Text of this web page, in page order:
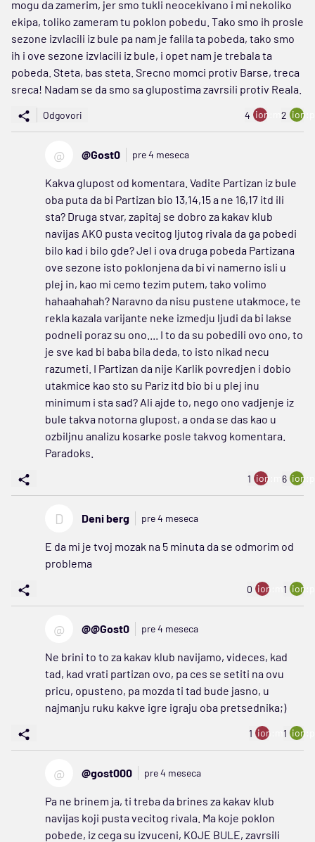
mogu da zamerim, jer smo tukli neocekivano i mi nekoliko
ekipa, toliko zameram tu poklon pobedu. Tako smo ih prosle
sezone izvlacili iz bule pa nam je falila ta pobeda, tako smo
ih i ove sezone izvlacili iz bule, i opet nam je trebala ta
pobeda. Steta, bas steta. Srecno momci protiv Barse, treca
sreca! Nadam se da smo sa glupostima zavrsili protiv Reala.
Odgovori 4 ion:minus
2
@ @Gost0 pre 4 meseca
Kakva glupost od komentara. Vadite Partizan iz bule
oba puta da bi Partizan bio 13,14,15 a ne 16,17 itd ili
sta? Druga stvar, zapitaj se dobro za kakav klub
navijas AKO pusta vecitog ljutog rivala da ga pobedi
bilo kad i bilo gde? Jel i ova druga pobeda Partizana
ove sezone isto poklonjena da bi vi namerno isli u
plej in, kao mi cemo tezim putem, tako volimo
hahaahahah? Naravno da nisu pustene utakmoce, te
rekla kazala varijante neke izmedju ljudi da bi lakse
podneli poraz su ono.... I to da su pobedili ovo ono, to
je sve kad bi baba bila deda, to isto nikad necu
razumeti. I Partizan da nije Karlik povredjen i dobio
utakmice kao sto su Pariz itd bio bi u plej inu
minimum i sta sad? Ali ajde to, nego ono vadjenje iz
bule takva notorna glupost, a onda se das kao u
ozbiljnu analizu kosarke posle takvog komentara.
Paradoks.
1 ion:minus
6
D Deni berg pre 4 meseca
E da mi je tvoj mozak na 5 minuta da se odmorim od
problema
0 ion:minus
1
@ @@Gost0 pre 4 meseca
Ne brini to to za kakav klub navijamo, videces, kad
tad, kad vrati partizan ovo, pa ces se setiti na ovu
pricu, opusteno, pa mozda ti tad bude jasno, u
najmanju ruku kakve igre igraju oba pretsednika;)
1 ion:minus
1
@ @gost000 pre 4 meseca
Pa ne brinem ja, ti treba da brines za kakav klub
navijas koji pusta vecitog rivala. Ma koje poklon
pobede, iz cega su izvuceni, KOJE BULE, zavrsili